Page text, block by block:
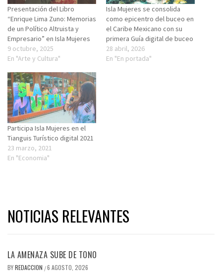
Presentación del Libro
“Enrique Lima Zuno: Memorias
de un Político Altruista y
Empresario” en Isla Mujeres
9 octubre, 2025
En "Arte y Cultura"
Isla Mujeres se consolida
como epicentro del buceo en
el Caribe Mexicano con su
primera Guía digital de buceo
28 abril, 2026
En "En portada"
Participa Isla Mujeres en el
Tianguis Turístico digital 2021
23 marzo, 2021
En "Economia"
NOTICIAS RELEVANTES
LA AMENAZA SUBE DE TONO
BYREDACCION /6 AGOSTO, 2026